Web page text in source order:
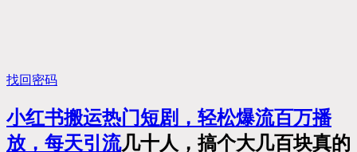
找回密码
小红书搬运热门短剧，轻松爆流百万播
放，每天引流几十人，搞个大几百块真的